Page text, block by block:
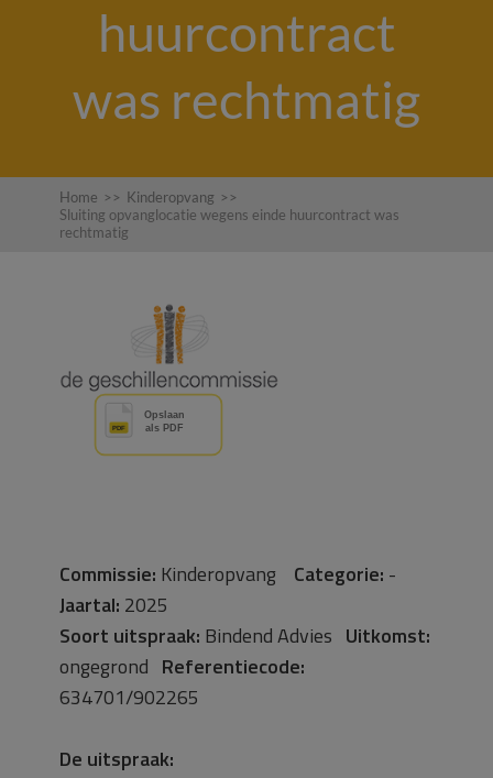
huurcontract
was rechtmatig
Home >> Kinderopvang >>
Sluiting opvanglocatie wegens einde huurcontract was
rechtmatig
Commissie: Kinderopvang Categorie: -
Jaartal: 2025
Soort uitspraak: Bindend Advies Uitkomst:
ongegrond Referentiecode:
634701/902265
De uitspraak: